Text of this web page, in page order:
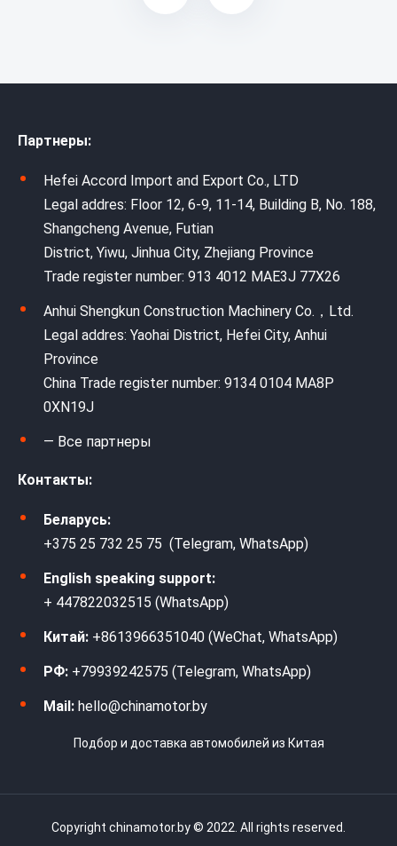
Партнеры:
Hefei Accord Import and Export Co., LTD
Legal addres: Floor 12, 6-9, 11-14, Building B, No. 188,
Shangcheng Avenue, Futian
District, Yiwu, Jinhua City, Zhejiang Province
Trade register number: 913 4012 MAE3J 77X26
Anhui Shengkun Construction Machinery Co.，Ltd.
Legal addres: Yaohai District, Hefei City, Anhui
Province
China Trade register number: 9134 0104 MA8P
0XN19J
— Все партнеры
Контакты:
Беларусь:
+375 25 732 25 75 (Telegram, WhatsApp)
English speaking support:
+ 447822032515 (WhatsApp)
Китай: +8613966351040 (WeChat, WhatsApp)
РФ: +79939242575 (Telegram, WhatsApp)
Mail: hello@chinamotor.by
Подбор и доставка автомобилей из Китая
Copyright chinamotor.by © 2022. All rights reserved.